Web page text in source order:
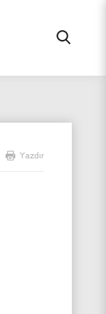
Yazdır